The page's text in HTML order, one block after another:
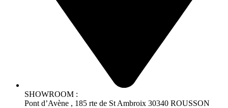
SHOWROOM :
Pont d’Avène , 185 rte de St Ambroix 30340 ROUSSON